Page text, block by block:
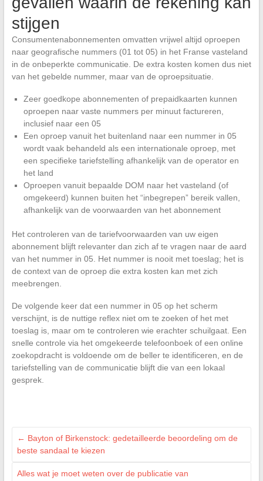
stijgen
Consumentenabonnementen omvatten vrijwel altijd oproepen
naar geografische nummers (01 tot 05) in het Franse vasteland
in de onbeperkte communicatie. De extra kosten komen dus niet
van het gebelde nummer, maar van de oproepsituatie.
Zeer goedkope abonnementen of prepaidkaarten kunnen
oproepen naar vaste nummers per minuut factureren,
inclusief naar een 05
Een oproep vanuit het buitenland naar een nummer in 05
wordt vaak behandeld als een internationale oproep, met
een specifieke tariefstelling afhankelijk van de operator en
het land
Oproepen vanuit bepaalde DOM naar het vasteland (of
omgekeerd) kunnen buiten het “inbegrepen” bereik vallen,
afhankelijk van de voorwaarden van het abonnement
Het controleren van de tariefvoorwaarden van uw eigen
abonnement blijft relevanter dan zich af te vragen naar de aard
van het nummer in 05. Het nummer is nooit met toeslag; het is
de context van de oproep die extra kosten kan met zich
meebrengen.
De volgende keer dat een nummer in 05 op het scherm
verschijnt, is de nuttige reflex niet om te zoeken of het met
toeslag is, maar om te controleren wie erachter schuilgaat. Een
snelle controle via het omgekeerde telefoonboek of een online
zoekopdracht is voldoende om de beller te identificeren, en de
tariefstelling van de communicatie blijft die van een lokaal
gesprek.
← Bayton of Birkenstock: gedetailleerde beoordeling om de
beste sandaal te kiezen
Alles wat je moet weten over de publicatie van